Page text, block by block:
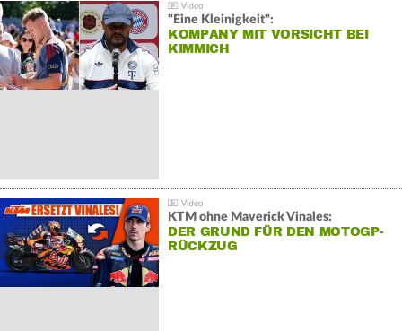
"Eine Kleinigkeit":
KOMPANY MIT VORSICHT BEI
KIMMICH
KTM ohne Maverick Vinales:
DER GRUND FÜR DEN MOTOGP-
RÜCKZUG